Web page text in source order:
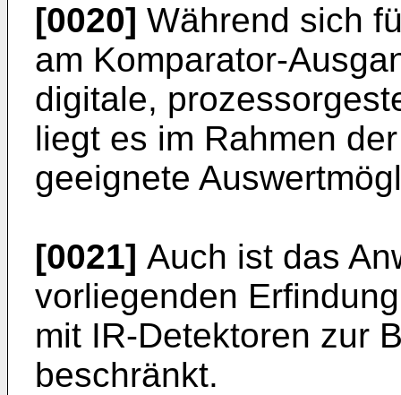
[0020] Während sich
am Komparator-
digitale,
liegt es im Rahmen
geeignete
[0021] Auch ist das
vorliegenden
mit IR-Detektoren zur
beschränkt.